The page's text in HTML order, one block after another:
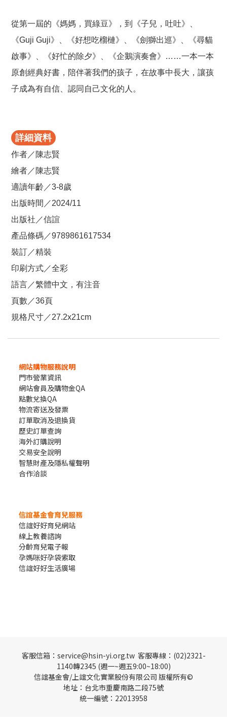
從第一屆的《媽媽，買綠豆》，到《子兒，吐吐》、
《Guji Guji》、《好想吃榴槤》、《劍獅出巡》、《尋貓
啟事》、《好忙的除夕》、《企鵝演奏會》……一本一本
原創經典好書，陪伴著我們的孩子，在故事中長大，讓孩
子成為有自信、認同自己文化的人。
詳細資料
作者／陳志賢
繪者／陳志賢
適讀年齡／3-8歲
出版時間／2024/11
出版社／信誼
產品條碼／9789861617534
裝訂／精裝
印刷方式／全彩
語言／繁體中文，有注音
頁數／36頁
規格尺寸／27.2x21cm
網站購物服務說明
門市營業資訊
網站會員及購物金QA
點數兌換QA
物流寄送及發票
訂單取消及退換貨
歷史訂單查詢
海外訂購說明
交易安全說明
智慧財產及隱私權聲明
合作洽談
信誼基金會育兒服務
信誼好好育兒網站
線上教養諮詢
分齡育兒電子報
孕媽咪好孕袋索取
信誼好好生活廣場
客服信箱：service@hsin-yi.org.tw 客服專線：(02)2321-
1140轉2345 (週一~週五9:00~18:00)
信誼基金會/上誼文化實業股份有限公司 版權所有©
地址：台北市重慶南路二段75號
統一編號：22013958